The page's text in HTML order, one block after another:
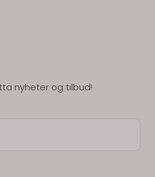
nyheter og tilbud!